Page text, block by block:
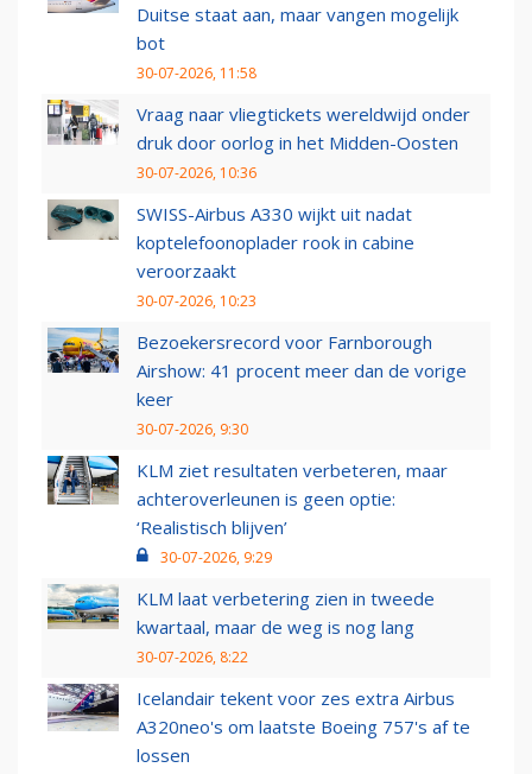
Duitse staat aan, maar vangen mogelijk
bot
30-07-2026, 11:58
Vraag naar vliegtickets wereldwijd onder
druk door oorlog in het Midden-Oosten
30-07-2026, 10:36
SWISS-Airbus A330 wijkt uit nadat
koptelefoonoplader rook in cabine
veroorzaakt
30-07-2026, 10:23
Bezoekersrecord voor Farnborough
Airshow: 41 procent meer dan de vorige
keer
30-07-2026, 9:30
KLM ziet resultaten verbeteren, maar
achteroverleunen is geen optie:
‘Realistisch blijven’
30-07-2026, 9:29
KLM laat verbetering zien in tweede
kwartaal, maar de weg is nog lang
30-07-2026, 8:22
Icelandair tekent voor zes extra Airbus
A320neo's om laatste Boeing 757's af te
lossen